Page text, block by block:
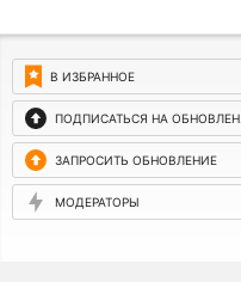
В ИЗБРАННОЕ
ПОДПИСАТЬСЯ НА ОБНОВЛЕНИЯ
ЗАПРОСИТЬ ОБНОВЛЕНИЕ
МОДЕРАТОРЫ